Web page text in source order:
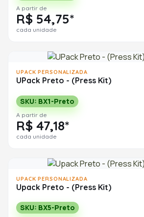
A partir de
R$ 54,75*
cada unidade
UPACK PERSONALIZADA
UPack Preto - (Press Kit)
SKU: BX1-Preto
A partir de
R$ 47,18*
cada unidade
UPACK PERSONALIZADA
Upack Preto - (Press Kit)
SKU: BX5-Preto